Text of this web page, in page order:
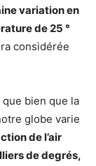
variation en
de 25 °
considérée
bien que la
globe varie
de l’air
de degrés,